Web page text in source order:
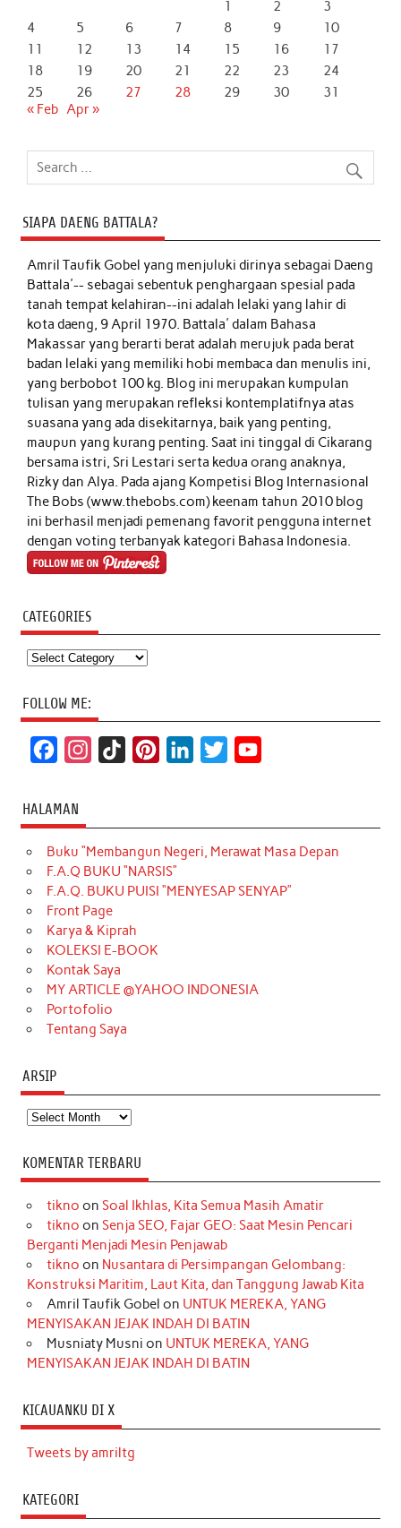
1 2
3
4
5 6 7 8 9
10
11
12 13 14 15 16
17
18
19 20 21 22 23
24
25
26 27 28 29 30
31
« Feb Apr »
SIAPA DAENG BATTALA?
Amril Taufik Gobelyang menjuluki dirinya sebagai Daeng
Battala'-- sebagai sebentuk penghargaan spesial pada
tanah tempat kelahiran--ini adalah lelaki yang lahir di
kota daeng, 9 April 1970. Battala' dalam Bahasa
Makassar yang berarti berat adalah merujuk pada berat
badan lelaki yang memiliki hobi membaca dan menulis ini,
yang berbobot 100 kg. Blog ini merupakan kumpulan
tulisan yang merupakan refleksi kontemplatifnya atas
suasana yang ada disekitarnya, baik yang penting,
maupun yang kurang penting. Saat ini tinggal di Cikarang
bersama istri, Sri Lestari serta kedua orang anaknya,
Rizky dan Alya. Pada ajang Kompetisi Blog Internasional
The Bobs (www.thebobs.com) keenam tahun 2010 blog
ini berhasil menjadi pemenang favorit pengguna internet
dengan voting terbanyak kategori Bahasa Indonesia.
CATEGORIES
Categories
FOLLOW ME:
c
e
b
o
o
k
t
a
g
r
a
m
T
o
k
t
e
r
k
e
d
t
t
e
T
u
b
HALAMAN
Buku “Membangun Negeri, Merawat Masa Depan
F.A.Q BUKU “NARSIS”
F.A.Q. BUKU PUISI “MENYESAP SENYAP”
Front Page
Karya & Kiprah
KOLEKSI E-BOOK
Kontak Saya
MY ARTICLE @YAHOO INDONESIA
Portofolio
Tentang Saya
ARSIP
Arsip
KOMENTAR TERBARU
tikno on Soal Ikhlas, Kita Semua Masih Amatir
tikno on Senja SEO, Fajar GEO: Saat Mesin Pencari
Berganti Menjadi Mesin Penjawab
tikno on Nusantara di Persimpangan Gelombang:
Konstruksi Maritim, Laut Kita, dan Tanggung Jawab Kita
Amril Taufik Gobel on UNTUK MEREKA, YANG
MENYISAKAN JEJAK INDAH DI BATIN
Musniaty Musni on UNTUK MEREKA, YANG
MENYISAKAN JEJAK INDAH DI BATIN
KICAUANKU DI X
Tweets by amriltg
KATEGORI